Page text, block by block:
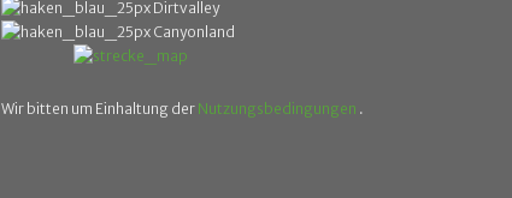
Dirtvalley
Canyonland
Wir bitten um Einhaltung der Nutzungsbedingungen .